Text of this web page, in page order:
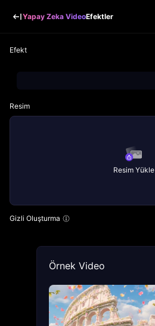
Yapay Zeka VideoEfektler
Efekt
Resim
Resim Yükle
Gizli Oluşturma
Örnek Video